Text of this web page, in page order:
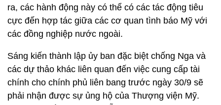
ra, các hành động này có thể có các tác động tiêu
cực đến hợp tác giữa các cơ quan tình báo Mỹ với
các đồng nghiệp nước ngoài.
Sáng kiến thành lập ủy ban đặc biệt chống Nga và
các dự thảo khác liên quan đến việc cung cấp tài
chính cho chính phủ liên bang trước ngày 30/9 sẽ
phải nhận được sự ủng hộ của Thượng viện Mỹ.